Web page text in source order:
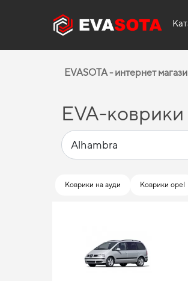
EVASOTA - интернет
EVA-
Коврики на ауди Коврики opel